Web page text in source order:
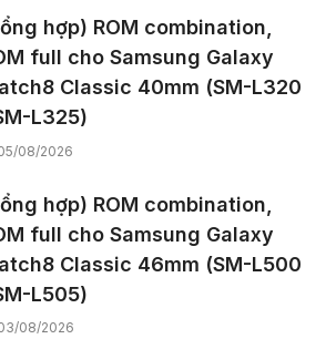
hợp) ROM combination,
full cho Samsung Galaxy
Classic 40mm (SM-L320
L325)
08/2026
hợp) ROM combination,
full cho Samsung Galaxy
Classic 46mm (SM-L500
L505)
08/2026